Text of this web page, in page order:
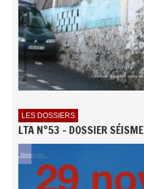
LES DOSSIERS
LTA N°53 - DOSSIER SÉISME